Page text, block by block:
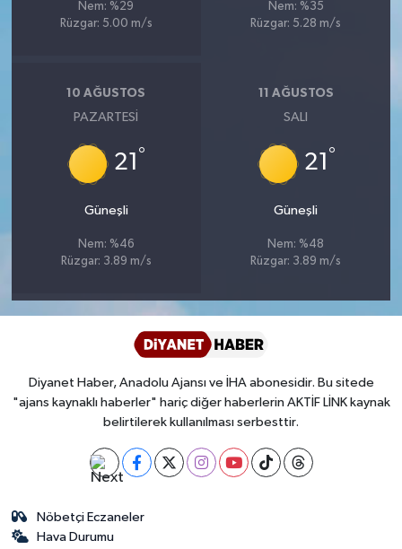
Nem: %29
Rüzgar: 5.00 m/s
Nem: %35
Rüzgar: 5.28 m/s
10 AĞUSTOS
PAZARTESI
21 °
Güneşli
Nem: %46
Rüzgar: 3.89 m/s
11 AĞUSTOS
SALI
21 °
Güneşli
Nem: %48
Rüzgar: 3.89 m/s
Diyanet Haber, Anadolu Ajansı ve İHA abonesidir. Bu sitede
"ajans kaynaklı haberler" hariç diğer haberlerin AKTİF LİNK kaynak
belirtilerek kullanılması serbesttir.
Nöbetçi Eczaneler
Hava Durumu
Denizli Müftülüğü
Düzce Müftülüğü
Edirne Müftülüğü
Elazığ Müftülüğü
Erzincan Müftülüğü
Eskişehir Müftülüğü
Gaziantep Müftülüğü
Giresun Müftülüğü
Gümüşhane Müftülüğü
Hakkari Müftülüğü
Diyanet TV
YAŞAM